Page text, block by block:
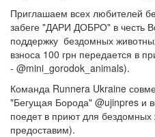
Приглашаем всех любителей
забеге "ДАРИ ДОБРО" в честь
поддержку бездомных
взноса 100 грн передается
- @mini_gorodok_animals).
Команда Runnera Ukraine
"Бегущая Борода" @ujinpres и
поедет в приют для
предоставим).